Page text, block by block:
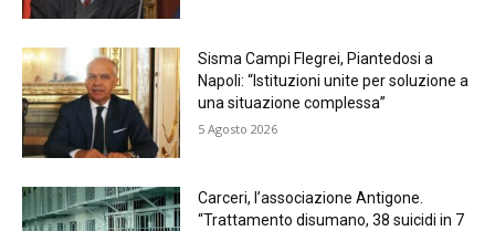
Sisma Campi Flegrei, Piantedosi a
Napoli: “Istituzioni unite per soluzione a
una situazione complessa”
5 Agosto 2026
Carceri, l’associazione Antigone.
“Trattamento disumano, 38 suicidi in 7